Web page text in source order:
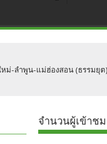
ม่-ลำพูน-แม่ฮ่องสอน (ธรรมยุต
จำนวนผู้เข้าชม